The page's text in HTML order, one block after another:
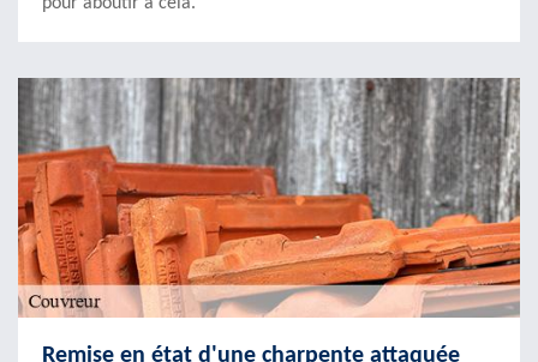
Remise en état d'une charpente attaquée